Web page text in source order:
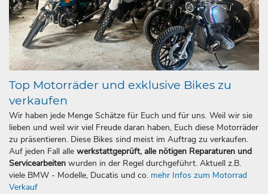
Top Motorräder und exklusive Bikes zu
verkaufen
Wir haben jede Menge Schätze für Euch und für uns. Weil wir sie
lieben und weil wir viel Freude daran haben, Euch diese Motorräder
zu präsentieren. Diese Bikes sind meist im Auftrag zu verkaufen.
Auf jeden Fall alle werkstattgeprüft, alle nötigen Reparaturen und
Servicearbeiten wurden in der Regel durchgeführt. Aktuell z.B.
viele BMW - Modelle, Ducatis und co. mehr Infos zum Motorrad
Verkauf